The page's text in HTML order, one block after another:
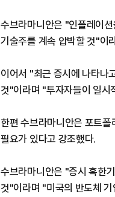
수브라마니안은 "인플레이
기술주를 계속 압박할 것"이
이어서 "최근 증시에 나타나
것"이라며 "투자자들이 일시
한편 수브라마니안은 포트
필요가 있다고 강조했다.
수브라마니안은 "증시 혹한
것"이라며 "미국의 반도체